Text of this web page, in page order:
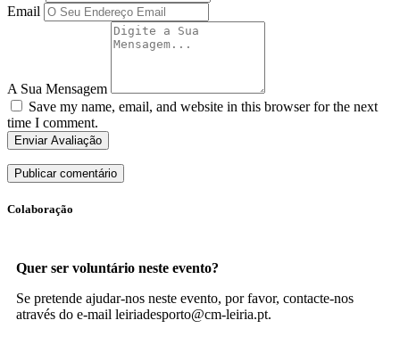
Email
A Sua Mensagem
Save my name, email, and website in this browser for the next
time I comment.
Enviar Avaliação
Colaboração
Quer ser voluntário neste evento?
Se pretende ajudar-nos neste evento, por favor, contacte-nos
através do e-mail leiriadesporto@cm-leiria.pt.